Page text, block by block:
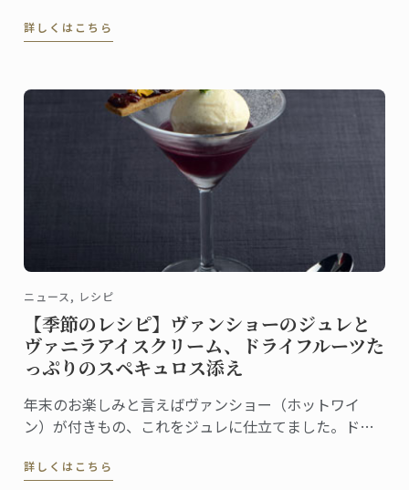
ながら、嬉しそうにそう教えてくれたのは、日本校マ
詳しくはこちら
ニュース, レシピ
【季節のレシピ】ヴァンショーのジュレと
ヴァニラアイスクリーム、ドライフルーツた
っぷりのスペキュロス添え
年末のお楽しみと言えばヴァンショー（ホットワイ
ン）が付きもの、これをジュレに仕立てました。ドラ
クリームを添えれば、お祭り気分を盛り上げる簡単デ
詳しくはこちら